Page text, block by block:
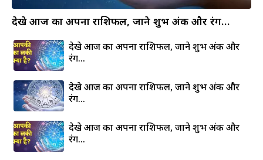
देखे आज का अपना राशिफल, जाने शुभ अंक और रंग…
देखे आज का अपना राशिफल, जाने शुभ अंक और
रंग…
देखे आज का अपना राशिफल, जाने शुभ अंक और
रंग…
देखे आज का अपना राशिफल, जाने शुभ अंक और
रंग…